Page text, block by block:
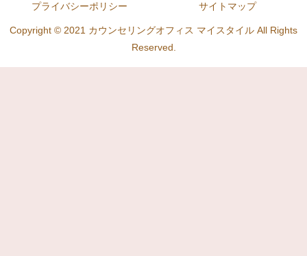
プライバシーポリシー
サイトマップ
Copyright © 2021 カウンセリングオフィス マイスタイル All Rights
Reserved.